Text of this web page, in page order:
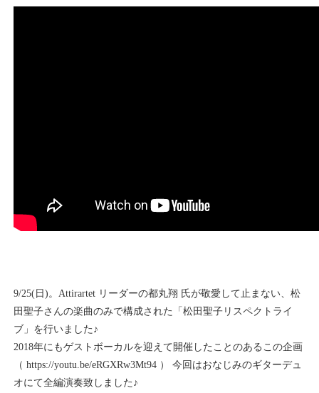
9/25(日)。Attirartet リーダーの都丸翔 氏が敬愛して止まない、松
田聖子さんの楽曲のみで構成された「松田聖子リスペクトライ
ブ」を行いました♪
2018年にもゲストボーカルを迎えて開催したことのあるこの企画
（https://youtu.be/eRGXRw3Mt94 ） 今回はおなじみのギターデュ
オにて全編演奏致しました♪